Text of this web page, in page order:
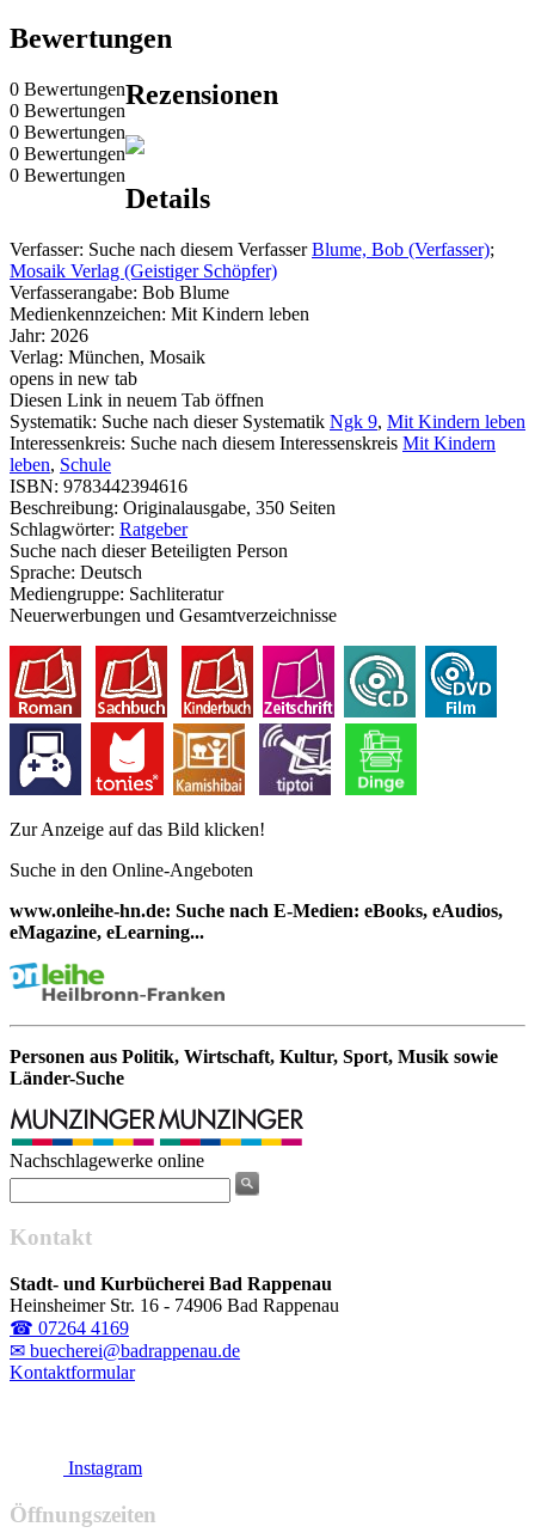
Bewertungen
0 Bewertungen
0 Bewertungen
0 Bewertungen
0 Bewertungen
0 Bewertungen
Rezensionen
Details
Verfasser: Suche nach diesem Verfasser Blume, Bob (Verfasser);
Mosaik Verlag (Geistiger Schöpfer)
Verfasserangabe: Bob Blume
Medienkennzeichen: Mit Kindern leben
Jahr: 2026
Verlag: München, Mosaik
opens in new tab
Diesen Link in neuem Tab öffnen
Systematik: Suche nach dieser Systematik Ngk 9, Mit Kindern leben
Interessenkreis: Suche nach diesem Interessenskreis Mit Kindern
leben, Schule
ISBN: 9783442394616
Beschreibung: Originalausgabe, 350 Seiten
Schlagwörter: Ratgeber
Suche nach dieser Beteiligten Person
Sprache: Deutsch
Mediengruppe: Sachliteratur
Neuerwerbungen und Gesamtverzeichnisse
Zur Anzeige auf das Bild klicken!
Suche in den Online-Angeboten
www.onleihe-hn.de: Suche nach E-Medien: eBooks, eAudios,
eMagazine, eLearning...
Personen aus Politik, Wirtschaft, Kultur, Sport, Musik sowie
Länder-Suche
Nachschlagewerke online
Kontakt
Stadt- und Kurbücherei Bad Rappenau
Heinsheimer Str. 16 - 74906 Bad Rappenau
☎ 07264 4169
✉ buecherei@badrappenau.de
Kontaktformular
Instagram
Öffnungszeiten